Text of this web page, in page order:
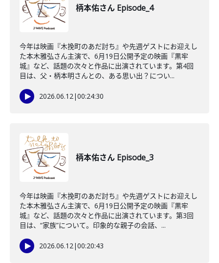
柄本佑さん Episode_4
今年は映画『木挽町のあだ討ち』や先週ゲストにお迎えし
た本木雅弘さん主演で、6月19日公開予定の映画『黒牢
城』など、話題の次々と作品に出演されています。第4回
目は、父・柄本明さんとの、ある思い出？につい...
2026.06.12|00:24:30
柄本佑さん Episode_3
今年は映画『木挽町のあだ討ち』や先週ゲストにお迎えし
た本木雅弘さん主演で、6月19日公開予定の映画『黒牢
城』など、話題の次々と作品に出演されています。第3回
目は、“家族”について。印象的な親子の会話、...
2026.06.12|00:20:43